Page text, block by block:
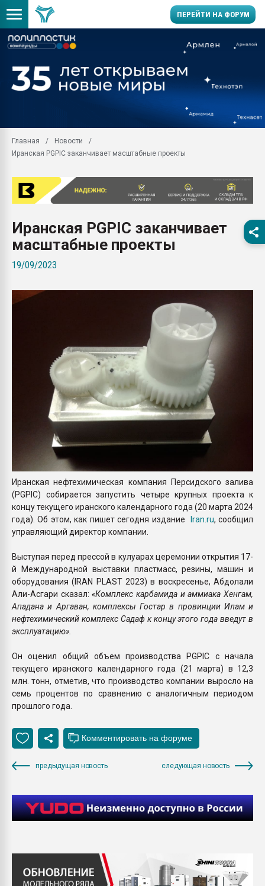
ПЕРЕЙТИ НА ФОРУМ
Вакуум-формовочные
28.07.2026
Всё, что касается
бутылок
Материал
вакуумного
ПЕРЕЙТИ НА
Главная
Новости
Иранская PGPIC заканчивает масштабные проекты
Иранская PGPIC заканчивает
масштабные проекты
19/09/2023
Иранская нефтехимическая компания Персидского залива
(PGPIC) собирается запустить четыре крупных проекта к
концу текущего иранского календарного года (20 марта 2024
года). Об этом, как пишет сегодня издание Iran.ru, сообщил
управляющий директор компании.
Выступая перед прессой в кулуарах церемонии открытия 17-
й Международной выставки пластмасс, резины, машин и
оборудования (IRAN PLAST 2023) в воскресенье, Абдолали
Али-Асгари сказал:«Комплекс карбамида и аммиака Хенгам,
Ападана и Аргаван, комплексы Гостар в провинции Илам и
нефтехимический комплекс Садаф к концу этого года введут в
эксплуатацию».
Он оценил общий объем производства PGPIC с начала
текущего иранского календарного года (21 марта) в 12,3
млн. тонн, отметив, что производство компании выросло на
семь процентов по сравнению с аналогичным периодом
прошлого года.
предыдущая новость следующая новость